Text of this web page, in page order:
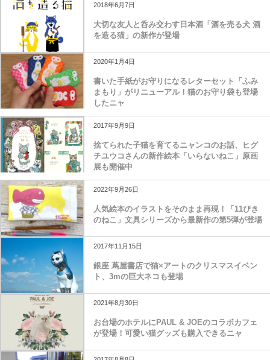
2018年6月7日
大切な友人と呑み交わす日本酒「酒を売る犬 酒
を造る猫」の新作が登場
2020年1月4日
書いた手紙がお守りになるレターセット「ふみ
まもり」がリニューアル！猫のお守り袋も登場
したニャ
2017年9月9日
捨てられた子猫を育てるニャンコのお話、ヒグ
チユウコさんの新作絵本「いらないねこ」原画
展も開催中
2022年9月26日
人気絵本のイラストをそのまま再現！「11ぴき
のねこ」文具シリーズから最新作の第5弾が登場
2017年11月15日
銀座 蔦屋書店で猫×アートのクリスマスイベン
ト、3mの巨大ネコも登場
2021年8月30日
お台場のホテルにPAUL & JOEのコラボカフェ
が登場！可愛い猫グッズも購入できるニャ